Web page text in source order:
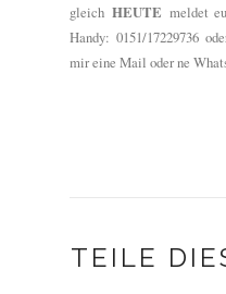
gleich HEUTE meldet
Handy: 0151/17229736
mir eine Mail oder ne
TEILE